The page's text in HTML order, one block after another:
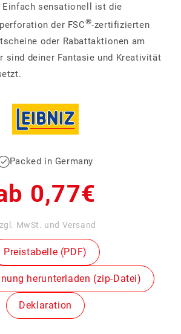
sensationell ist die
der FSC®-zertifizierten
oder Rabattaktionen am
sind deiner Fantasie und Kreativität
Packed in Germany
0,77€
MwSt. und Versand
Preistabelle (PDF)
herunterladen (zip-Datei)
Deklaration